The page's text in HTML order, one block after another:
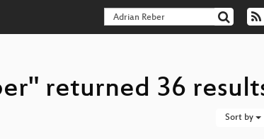
returned 36
Sort by